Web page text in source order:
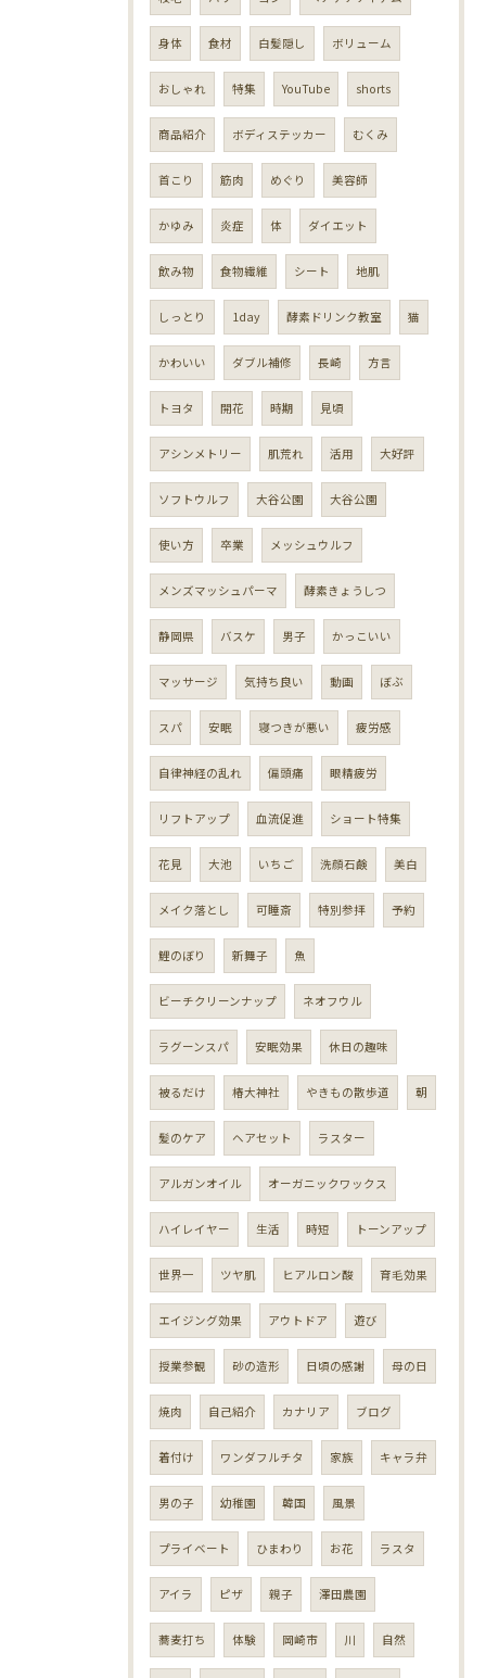
身体 食材 白髪隠し ボリューム
おしゃれ 特集 YouTube shorts
商品紹介 ボディステッカー むくみ
首こり 筋肉 めぐり 美容師
かゆみ 炎症 体 ダイエット
飲み物 食物繊維 シート 地肌
しっとり 1day 酵素ドリンク教室 猫
かわいい ダブル補修 長崎 方言
トヨタ 開花 時期 見頃
アシンメトリー 肌荒れ 活用 大好評
ソフトウルフ 大谷公園 大谷公園
使い方 卒業 メッシュウルフ
メンズマッシュパーマ 酵素きょうしつ
静岡県 バスケ 男子 かっこいい
マッサージ 気持ち良い 動画 ぼぶ
スパ 安眠 寝つきが悪い 疲労感
自律神経の乱れ 偏頭痛 眼精疲労
リフトアップ 血流促進 ショート特集
花見 大池 いちご 洗顔石鹸 美白
メイク落とし 可睡斎 特別参拝 予約
鯉のぼり 新舞子 魚
ビーチクリーンナップ ネオフウル
ラグーンスパ 安眠効果 休日の趣味
被るだけ 椿大神社 やきもの散歩道 朝
髪のケア ヘアセット ラスター
アルガンオイル オーガニックワックス
ハイレイヤー 生活 時短 トーンアップ
世界一 ツヤ肌 ヒアルロン酸 育毛効果
エイジング効果 アウトドア 遊び
授業参観 砂の造形 日頃の感謝 母の日
焼肉 自己紹介 カナリア ブログ
着付け ワンダフルチタ 家族 キャラ弁
男の子 幼稚園 韓国 風景
プライベート ひまわり お花 ラスタ
アイラ ピザ 親子 澤田農園
蕎麦打ち 体験 岡崎市 川 自然